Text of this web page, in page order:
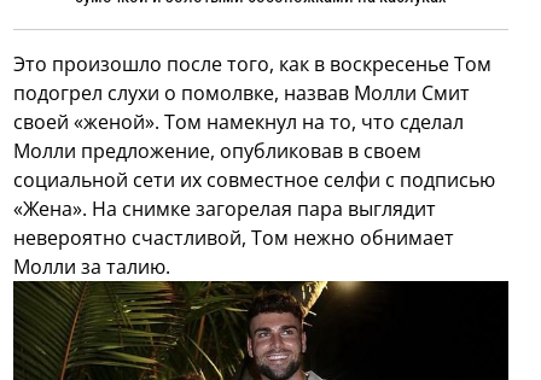
Это произошло после того, как в воскресенье Том
подогрел слухи о помолвке, назвав Молли Смит
своей «женой». Том намекнул на то, что сделал
Молли предложение, опубликовав в своем
социальной сети их совместное селфи с подписью
«Жена». На снимке загорелая пара выглядит
невероятно счастливой, Том нежно обнимает
Молли за талию.